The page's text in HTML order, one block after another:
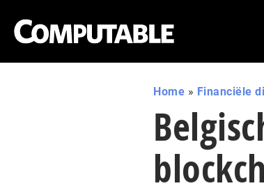
Home » Financiële